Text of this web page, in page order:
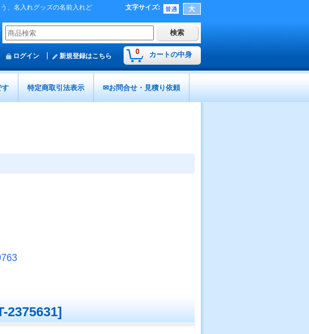
、名入れグッズの名前入れど
文字サイズ:
0 カートの中身
ログイン 新規登録はこちら
す 特定商取引法表示 ✉お問合せ・見積り依頼
2375631]